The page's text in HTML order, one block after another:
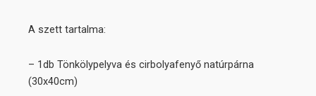
A szett tartalma:
– 1db Tönkölypelyva és cirbolyafenyő natúrpárna
(30x40cm)